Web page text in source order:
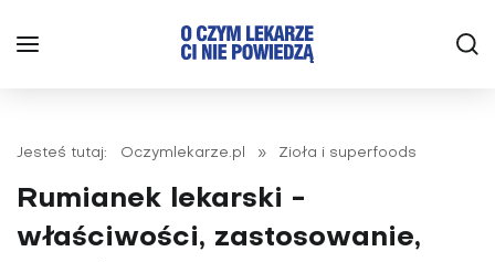
Jesteś tutaj: Oczymlekarze.pl » Zioła i superfoods
Rumianek lekarski -
właściwości, zastosowanie,